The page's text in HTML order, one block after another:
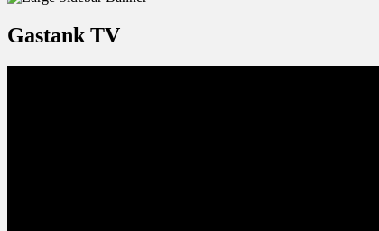
Gastank TV